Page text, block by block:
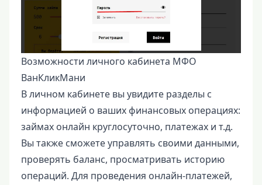
Возможности личного кабинета МФО
ВанКликМани
В личном кабинете вы увидите разделы с
информацией о ваших финансовых операциях:
займах онлайн круглосуточно, платежах и т.д.
Вы также сможете управлять своими данными,
проверять баланс, просматривать историю
операций. Для проведения онлайн-платежей,